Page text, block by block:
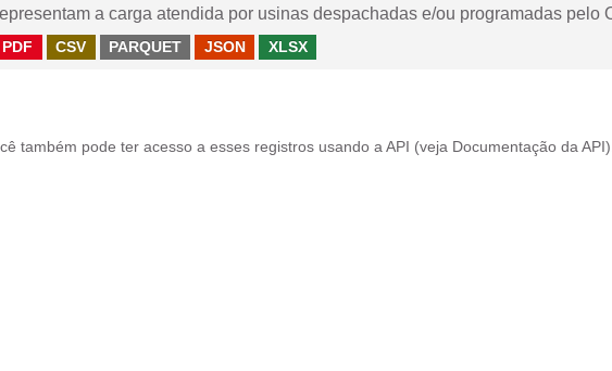
a carga atendida por usinas despachadas e/ou programadas pelo
PDF CSV PARQUET JSON XLSX
também pode ter acesso a esses registros usando a API (veja Documentação da API